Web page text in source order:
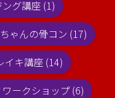
グ講座 (1)
ゃんの骨コン (17)
イキ講座 (14)
ワークショップ (6)